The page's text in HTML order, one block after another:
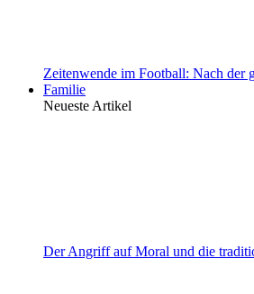
Zeitenwende im Football: Nach der
Familie
Neueste Artikel
Der Angriff auf Moral und die